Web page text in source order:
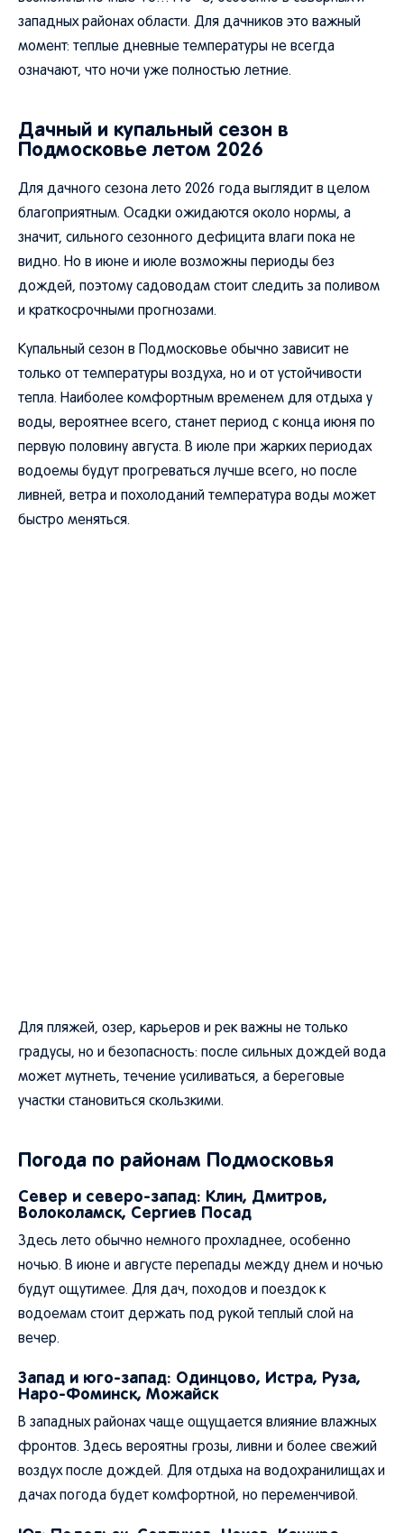
западных районах области. Для дачников это важный
момент: теплые дневные температуры не всегда
означают, что ночи уже полностью летние.
Дачный и купальный сезон в
Подмосковье летом 2026
Для дачного сезона лето 2026 года выглядит в целом
благоприятным. Осадки ожидаются около нормы, а
значит, сильного сезонного дефицита влаги пока не
видно. Но в июне и июле возможны периоды без
дождей, поэтому садоводам стоит следить за поливом
и краткосрочными прогнозами.
Купальный сезон в Подмосковье обычно зависит не
только от температуры воздуха, но и от устойчивости
тепла. Наиболее комфортным временем для отдыха у
воды, вероятнее всего, станет период с конца июня по
первую половину августа. В июле при жарких периодах
водоемы будут прогреваться лучше всего, но после
ливней, ветра и похолоданий температура воды может
быстро меняться.
Для пляжей, озер, карьеров и рек важны не только
градусы, но и безопасность: после сильных дождей вода
может мутнеть, течение усиливаться, а береговые
участки становиться скользкими.
Погода по районам Подмосковья
Север и северо-запад: Клин, Дмитров,
Волоколамск, Сергиев Посад
Здесь лето обычно немного прохладнее, особенно
ночью. В июне и августе перепады между днем и ночью
будут ощутимее. Для дач, походов и поездок к
водоемам стоит держать под рукой теплый слой на
вечер.
Запад и юго-запад: Одинцово, Истра, Руза,
Наро-Фоминск, Можайск
В западных районах чаще ощущается влияние влажных
фронтов. Здесь вероятны грозы, ливни и более свежий
воздух после дождей. Для отдыха на водохранилищах и
дачах погода будет комфортной, но переменчивой.